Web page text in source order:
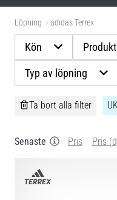
Löpning adidas Terrex
Kön
Typ av löpning
Ta bort alla filter
Senaste Pris Pris